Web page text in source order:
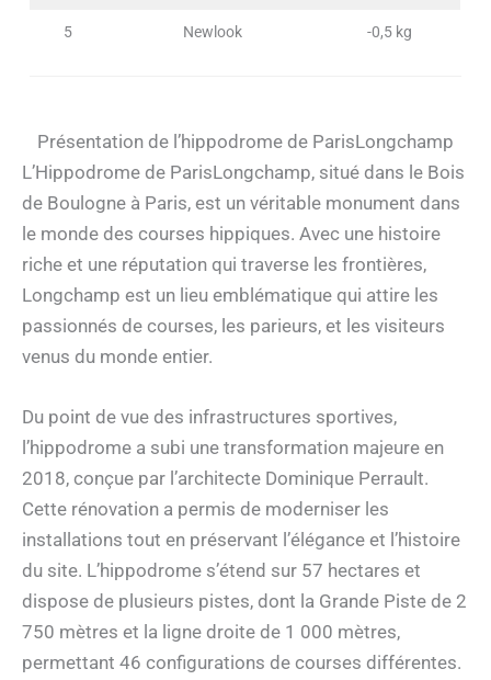
5 Newlook -0,5 kg
Présentation de l’hippodrome de ParisLongchamp
L’Hippodrome de ParisLongchamp, situé dans le Bois
de Boulogne à Paris, est un véritable monument dans
le monde des courses hippiques. Avec une histoire
riche et une réputation qui traverse les frontières,
Longchamp est un lieu emblématique qui attire les
passionnés de courses, les parieurs, et les visiteurs
venus du monde entier.
Du point de vue des infrastructures sportives,
l’hippodrome a subi une transformation majeure en
2018, conçue par l’architecte Dominique Perrault.
Cette rénovation a permis de moderniser les
installations tout en préservant l’élégance et l’histoire
du site. L’hippodrome s’étend sur 57 hectares et
dispose de plusieurs pistes, dont la Grande Piste de 2
750 mètres et la ligne droite de 1 000 mètres,
permettant 46 configurations de courses différentes.